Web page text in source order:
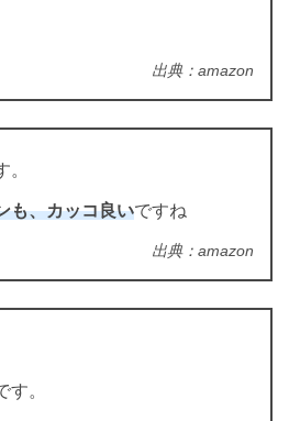
出典：amazon
。
も、カッコ良いですね
出典：amazon
す。